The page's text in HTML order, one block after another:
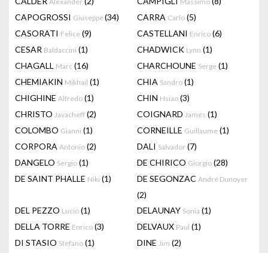
CAPOGROSSI Giuseppe(34) CARRA Carlo (5)
CASORATI Felice (9) CASTELLANI Enrico (6)
CESAR Baldaccini (1) CHADWICK Lynn (1)
CHAGALL Marc (16) CHARCHOUNE Serge (1)
CHEMIAKIN Mikhail (1) CHIA Sandro (1)
CHIGHINE Alfredo (1) CHIN Hsiao (3)
CHRISTO Javacheff (2) COIGNARD James (1)
COLOMBO Gianni (1) CORNEILLE Guillaume (1)
CORPORA Antonio (2) DALI Salvador (7)
DANGELO Sergio (1) DE CHIRICO Giorgio (28)
DE SAINT PHALLE Niki (1) DE SEGONZAC André Dunoyer
(2)
DEL PEZZO Lucio (1) DELAUNAY Sonia (1)
DELLA TORRE Enrico (3) DELVAUX Paul (1)
DI STASIO Stefano (1) DINE Jim (2)